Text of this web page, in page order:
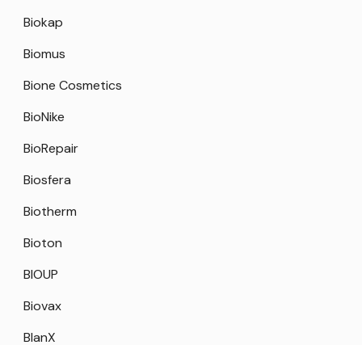
Biokap
Biomus
Bione Cosmetics
BioNike
BioRepair
Biosfera
Biotherm
Bioton
BIOUP
Biovax
BlanX